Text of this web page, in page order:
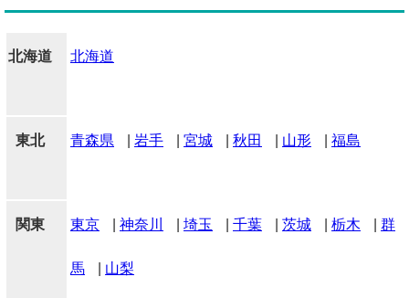
北海道 北海道
東北 青森県 岩手 宮城 秋田 山形 福島
関東 東京 神奈川 埼玉 千葉 茨城 栃木 群
馬 山梨